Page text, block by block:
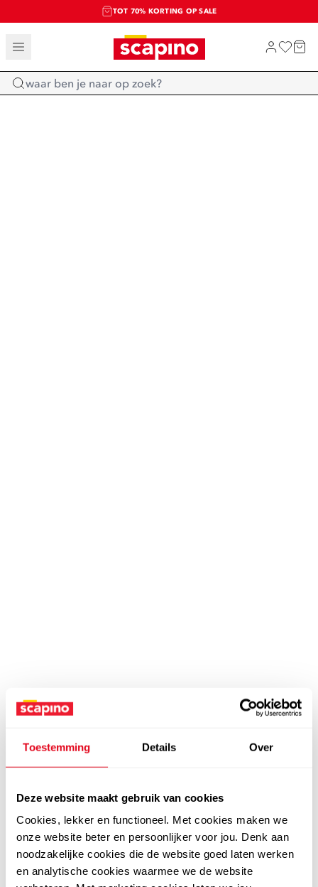
Toestemming Details Over
Deze website maakt gebruik van cookies
Cookies, lekker en functioneel. Met cookies maken we
onze website beter en persoonlijker voor jou. Denk aan
noodzakelijke cookies die de website goed laten werken
en analytische cookies waarmee we de website
TOT 70% KORTING OP SALE
SALE: LAATSTE KANS!
SHOP NIEUW
Home